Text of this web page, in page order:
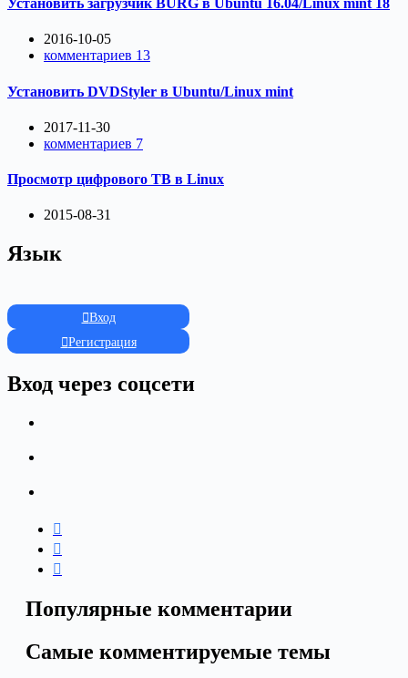
Установить загрузчик BURG в Ubuntu 16.04/Linux mint 18
2016-10-05
комментариев 13
Установить DVDStyler в Ubuntu/Linux mint
2017-11-30
комментариев 7
Просмотр цифрового ТВ в Linux
2015-08-31
Язык
Вход
Регистрация
Вход через соцсети
Популярные комментарии
Самые комментируемые темы